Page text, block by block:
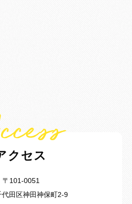
クセス
〒101-0051
代田区神田神保町2-9